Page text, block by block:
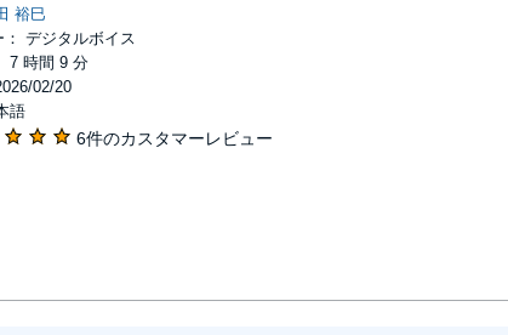
裕巳
デジタルボイス
7 時間 9 分
02/20
語
6件のカスタマーレビュー